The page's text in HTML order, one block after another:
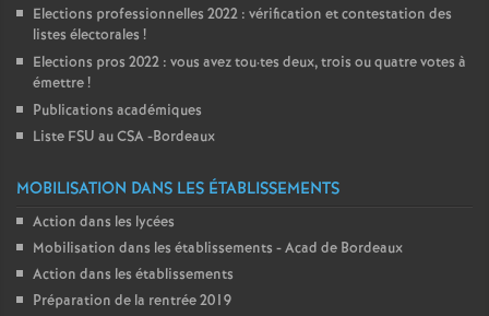
Elections professionnelles 2022 : vérification et contestation des
listes électorales !
Elections pros 2022 : vous avez tou·tes deux, trois ou quatre votes à
émettre!
Publications académiques
Liste FSU au CSA -Bordeaux
MOBILISATION DANS LES ÉTABLISSEMENTS
Action dans les lycées
Mobilisation dans les établissements - Acad de Bordeaux
Action dans les établissements
Préparation de la rentrée 2019